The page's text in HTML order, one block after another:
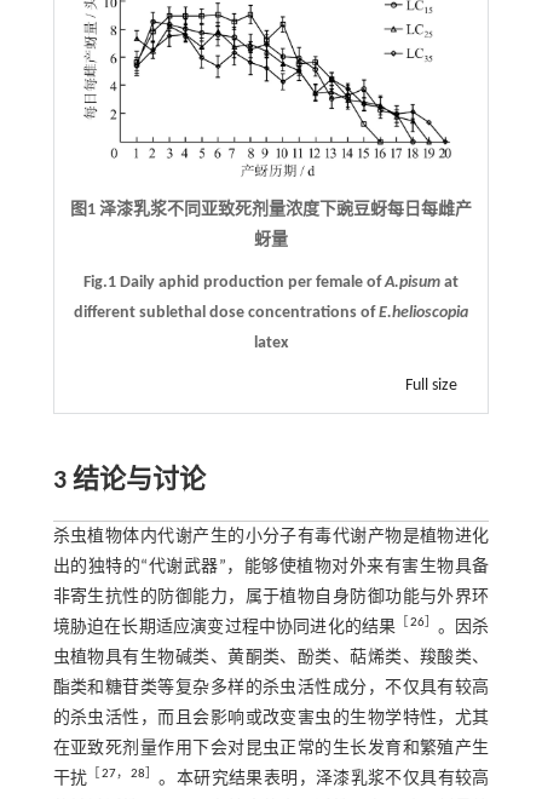
图1 泽漆乳浆不同亚致死剂量浓度下豌豆蚜每日每雌产
蚜量
Fig.1 Daily aphid production per female ofA.pisumat
different sublethal dose concentrations ofE.helioscopia
latex
Full size
3 结论与讨论
杀虫植物体内代谢产生的小分子有毒代谢产物是植物进化
出的独特的“代谢武器”，能够使植物对外来有害生物具备
非寄生抗性的防御能力，属于植物自身防御功能与外界环
境胁迫在长期适应演变过程中协同进化的结果
26］ 。因杀
虫植物具有生物碱类、黄酮类、酚类、萜烯类、羧酸类、
酯类和糖苷类等复杂多样的杀虫活性成分，不仅具有较高
的杀虫活性，而且会影响或改变害虫的生物学特性，尤其
在亚致死剂量作用下会对昆虫正常的生长发育和繁殖产生
干扰
27， 28
。本研究结果表明，泽漆乳浆不仅具有较高